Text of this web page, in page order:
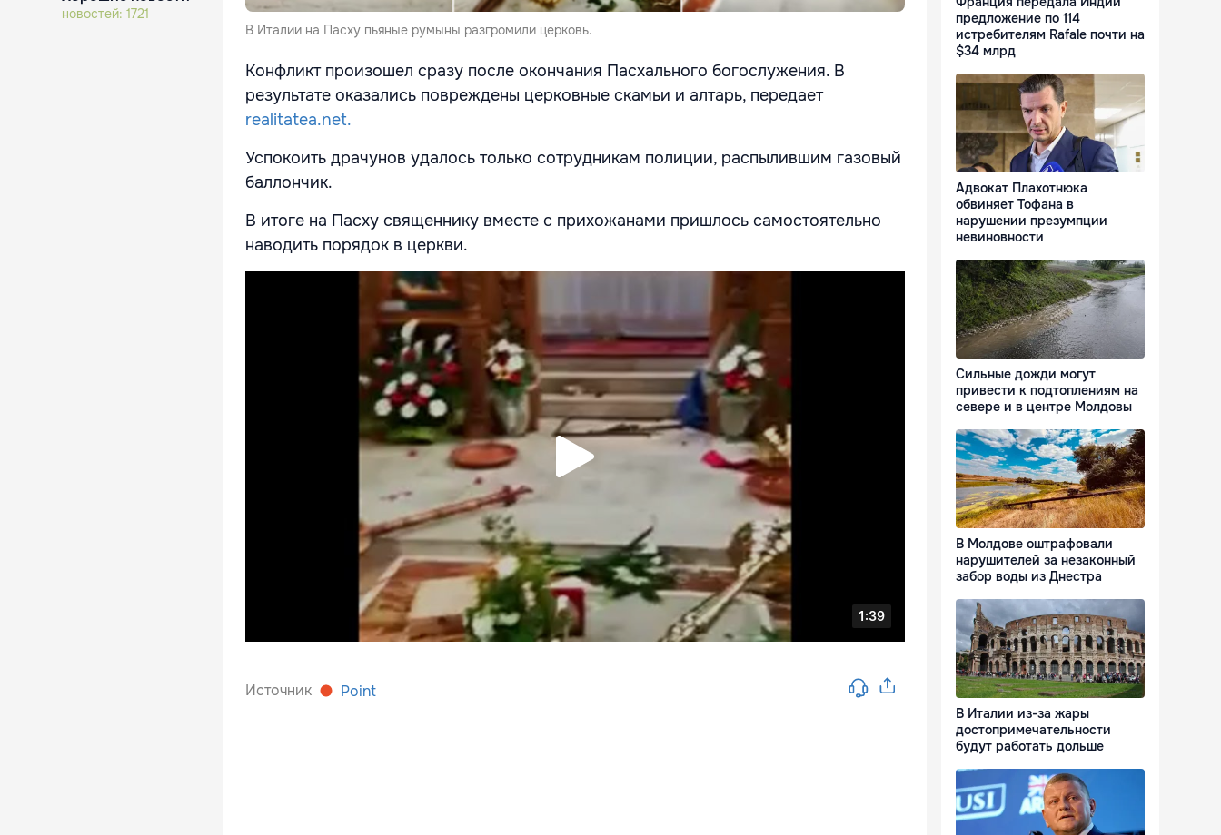
новостей: 1721
В Италии на Пасху пьяные румыны разгромили церковь.
Конфликт произошел сразу после окончания Пасхального богослужения. В
результате оказались повреждены церковные скамьи и алтарь, передает
realitatea.net.
Успокоить драчунов удалось только сотрудникам полиции, распылившим газовый
баллончик.
В итоге на Пасху священнику вместе с прихожанами пришлось самостоятельно
наводить порядок в церкви.
Источник Point
предложение по 114
истребителям Rafale почти на
$34 млрд
Адвокат Плахотнюка
обвиняет Тофана в
нарушении презумпции
невиновности
Сильные дожди могут
привести к подтоплениям на
севере и в центре Молдовы
В Молдове оштрафовали
нарушителей за незаконный
забор воды из Днестра
В Италии из-за жары
достопримечательности
будут работать дольше